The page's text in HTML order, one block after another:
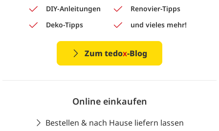
DIY-Anleitungen
Renovier-Tipps
Deko-Tipps
und vieles mehr!
Zum tedox-Blog
Online einkaufen
Bestellen & nach Hause liefern lassen